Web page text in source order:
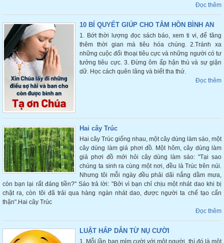
Đọc thêm
10 BÍ QUYẾT GIÚP CHO TÂM HỒN BÌNH AN
1. Bớt thời lượng đọc sách báo, xem ti vi, để tăng
thêm thời gian mà tiêu hóa chúng. 2.Tránh xa
những cuộc đối thoại tiêu cực và những người có tư
tưởng tiêu cực. 3. Đừng ôm ấp hận thù và sự giận
dữ. Học cách quên lãng và biết tha thứ.
Đọc thêm
Hai cây Trúc
Hai cây Trúc giống nhau, một cây dùng làm sáo, một
cây dùng làm giá phơi đồ. Một hôm, cây dùng làm
giá phơi đồ mới hỏi cây dùng làm sáo: "Tại sao
chúng ta sinh ra cùng một nơi, đều là Trúc trên núi.
Nhưng tôi mỗi ngày đều phải dãi nắng dầm mưa,
còn bạn lại rất đáng tiền?" Sáo trả lời: "Bởi vì bạn chỉ chịu một nhát dao khi bị
chặt ra, còn tôi đã trải qua hàng ngàn nhát dao, được người ta chế tạo cẩn
thận".Hai cây Trúc
Đọc thêm
LUẬT HẤP DẪN TỪ NỤ CƯỜI
1. Mỗi lần bạn mỉm cười với một người, thì đó là một